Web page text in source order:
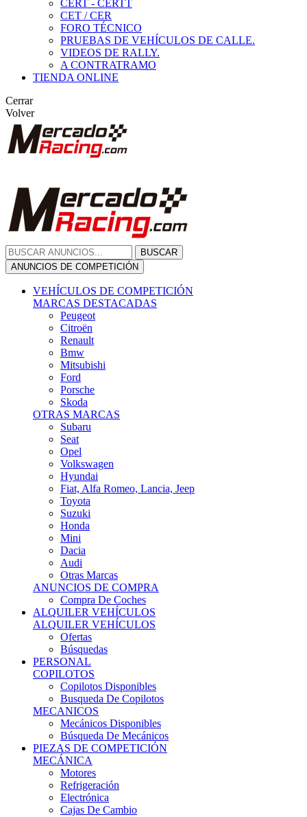
CERT - CERTT
CET / CER
FORO TÉCNICO
PRUEBAS DE VEHÍCULOS DE CALLE.
VIDEOS DE RALLY.
A CONTRATRAMO
TIENDA ONLINE
Cerrar
Volver
BUSCAR
ANUNCIOS DE COMPETICIÓN
VEHÍCULOS DE COMPETICIÓN
MARCAS DESTACADAS
Peugeot
Citroën
Renault
Bmw
Mitsubishi
Ford
Porsche
Skoda
OTRAS MARCAS
Subaru
Seat
Opel
Volkswagen
Hyundai
Fiat, Alfa Romeo, Lancia, Jeep
Toyota
Suzuki
Honda
Mini
Dacia
Audi
Otras Marcas
ANUNCIOS DE COMPRA
Compra De Coches
ALQUILER VEHÍCULOS
ALQUILER VEHÍCULOS
Ofertas
Búsquedas
PERSONAL
COPILOTOS
Copilotos Disponibles
Busqueda De Copilotos
MECANICOS
Mecánicos Disponibles
Búsqueda De Mecánicos
PIEZAS DE COMPETICIÓN
MECÁNICA
Motores
Refrigeración
Electrónica
Cajas De Cambio
Sistemas De Escape